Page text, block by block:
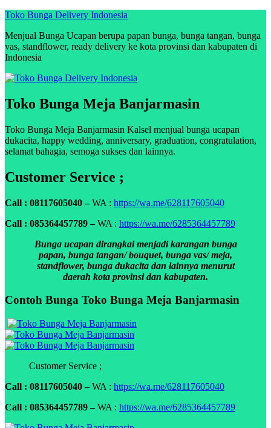
Skip
content
Toko Bunga Delivery Indonesia
Menjual Bunga Ucapan berupa papan bunga, bunga tangan, bunga
vas, standflower, ready delivery ke kota provinsi dan kabupaten di
Indonesia
Toko Bunga Meja Banjarmasin
Toko Bunga Meja Banjarmasin Kalsel menjual bunga ucapan
dukacita, happy wedding, anniversary, graduation, congratulation,
selamat bahagia, semoga sukses dan lainnya.
Customer Service ;
Call : 08117605040 –WA : https://wa.me/628117605040
Call : 085364457789 –WA : https://wa.me/6285364457789
Bunga ucapan dirangkai menjadi karangan bunga
papan, bunga tangan/ bouquet, bunga vas/ meja,
standflower, bunga dukacita dan lainnya menurut
daerah kota provinsi dan kabupaten.
Contoh Bunga Toko Bunga Meja Banjarmasin
Customer Service ;
Call : 08117605040 –WA : https://wa.me/628117605040
Call : 085364457789 –WA : https://wa.me/6285364457789